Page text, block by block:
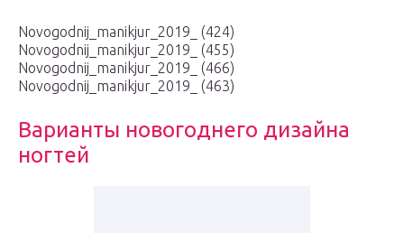
Novogodnij_manikjur_2019_ (424)
Novogodnij_manikjur_2019_ (455)
Novogodnij_manikjur_2019_ (466)
Novogodnij_manikjur_2019_ (463)
Варианты новогоднего дизайна
ногтей